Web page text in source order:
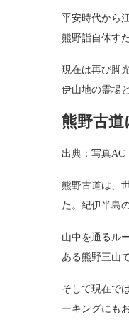
平安時代から
熊野詣自体す
現在は再び脚
伊山地の霊場
熊野古
出典：写真AC
熊野古道は、
た。紀伊半島
山中を通るル
ある熊野三山
そして現在で
ーキングにも